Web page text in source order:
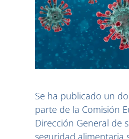
Se ha publicado un
parte de la Comisión
Dirección General de
seguridad alimentaria